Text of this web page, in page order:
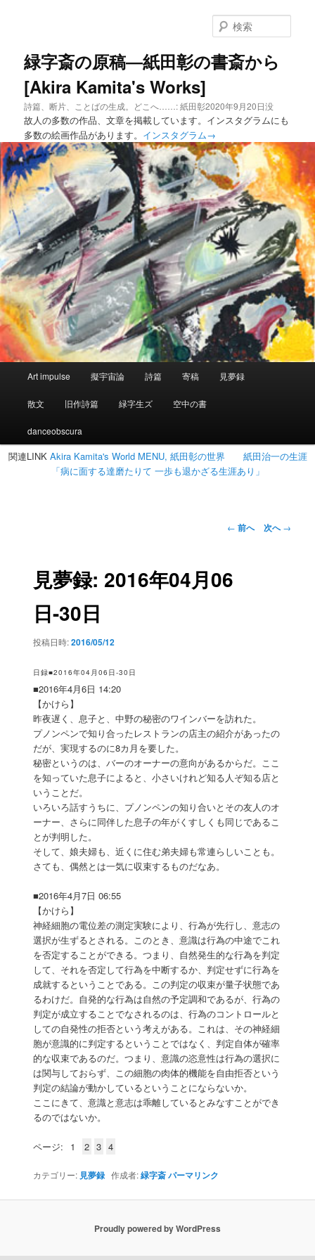
移
動
緑字斎の原稿―紙田彰の書斎から
[Akira Kamita's Works]
詩篇、断片、ことばの生成。どこへ……: 紙田彰2020年9月20日没
故人の多数の作品、文章を掲載しています。インスタグラムにも
多数の絵画作品があります。 インスタグラム→
索
ュ
ー
Art impulse 擬宇宙論 詩篇 寄稿 見夢録
散文 旧作詩篇 緑字生ズ 空中の書
danceobscura
関連LINK Akira Kamita's World MENU, 紙田彰の世界
紙田治一の生涯
「病に面する達磨たりて 一歩も退かざる生涯あり」
投
ビ
ゲ
← 前へ 次へ→
見夢録: 2016年04月06
日-30日
投稿日時:2016/05/12
日録■2016年04月06日-30日
■2016年4月6日 14:20
【かけら】
昨夜遅く、息子と、中野の秘密のワインバーを訪れた。
プノンペンで知り合ったレストランの店主の紹介があったの
だが、実現するのに8カ月を要した。
秘密というのは、バーのオーナーの意向があるからだ。ここ
を知っていた息子によると、小さいけれど知る人ぞ知る店と
いうことだ。
いろいろ話すうちに、プノンペンの知り合いとその友人のオ
ーナー、さらに同伴した息子の年がくすしくも同じであるこ
とが判明した。
そして、娘夫婦も、近くに住む弟夫婦も常連らしいことも。
さても、偶然とは一気に収束するものだなあ。
■2016年4月7日 06:55
【かけら】
神経細胞の電位差の測定実験により、行為が先行し、意志の
選択が生ずるとされる。このとき、意識は行為の中途でこれ
を否定することができる。つまり、自然発生的な行為を判定
して、それを否定して行為を中断するか、判定せずに行為を
成就するということである。この判定の収束が量子状態であ
るわけだ。自発的な行為は自然の予定調和であるが、行為の
判定が成立することでなされるのは、行為のコントロールと
しての自発性の拒否という考えがある。これは、その神経細
胞が意識的に判定するということではなく、判定自体が確率
的な収束であるのだ。つまり、意識の恣意性は行為の選択に
は関与しておらず、この細胞の肉体的機能を自由拒否という
判定の結論が動かしているということにならないか。
ここにきて、意識と意志は乖離しているとみなすことができ
るのではないか。
ページ: 1 2 3 4
カテゴリー: 見夢録作成者:緑字斎パーマリンク
Proudly powered by WordPress